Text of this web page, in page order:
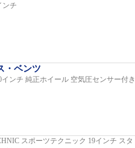
ンチ
・ベンツ
インチ 純正ホイール 空気圧センサー付き
スポーツテクニック 19インチ スタ